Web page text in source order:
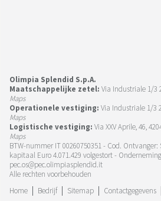
Olimpia Splendid S.p.A.
Maatschappelijke zetel: Via Industriale 1/3
Maps
Operationele vestiging: Via Industriale 1/3
Maps
Logistische vestiging: Via XXV Aprile, 46,
Maps
BTW-nummer IT 00260750351 - Cod.
kapitaal Euro 4.071.429 volgestort -
pec.os@pec.olimpiasplendid.it
Alle rechten voorbehouden
Home
Bedrijf Sitemap Contactgegevens